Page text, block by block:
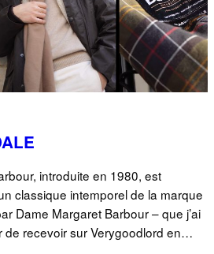
introduite en 1980, est
classique intemporel de la marque
Dame Margaret Barbour – que j’ai
de recevoir sur Verygoodlord en…